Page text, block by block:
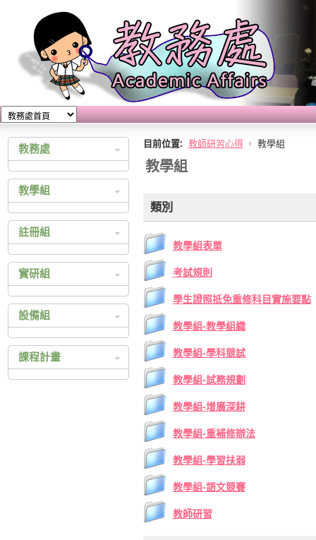
目前位置: 教師研習心得 教學組
教學組
類別
教學組表單
考試規則
學生證照抵免重修科目實施要點
教學組-教學組織
教學組-學科競試
教學組-試務規劃
教學組-增廣深耕
教學組-重補修辦法
教學組-學習扶弱
教學組-語文競賽
教師研習
教務處
教務處公佈欄
教育實習
教學組
教學計畫查詢
教師研習心得
註冊組
成績查詢
大學多元入學
四技二專多元入學
統一入學測驗
四技二專技優入學
四技二專甄選入學
實研組
綜合高中
設備組
設備組相關辦法
課程計畫
105 高中課程總體計畫